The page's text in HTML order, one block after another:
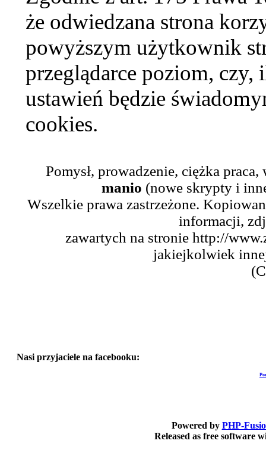
że odwiedzana strona
powyższym użytkownik
przeglądarce poziom,
ustawień będzie
cookies.
Pomysł, prowadzenie, ciężka
manio (nowe skrypty i
Wszelkie prawa zastrzeżone.
informacji,
zawartych na stronie http://
jakiejkolwiek
Nasi przyjaciele na facebooku:
Powered by PHP-
Released as free software